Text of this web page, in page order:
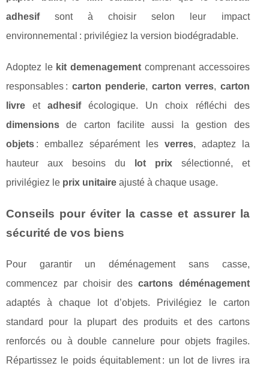
adhesifsont à choisir selon leur impact
environnemental : privilégiez la version biodégradable.
Adoptez le kit demenagement comprenant accessoires
responsables : carton penderie, carton verres, carton
livre etadhesifécologique. Un choix réfléchi des
dimensions de carton facilite aussi la gestion des
objets : emballez séparément les verres, adaptez la
hauteur aux besoins du
lot prixsélectionné, et
privilégiez le prix unitaire ajusté à chaque usage.
Conseils pour éviter la casse et assurer la
sécurité de vos biens
Pour garantir un déménagement sans casse,
commencez par choisir descartons déménagement
adaptés à chaque lot d’objets. Privilégiez le carton
standard pour la plupart des produits et des cartons
renforcés ou à double cannelure pour objets fragiles.
Répartissez le poids équitablement : un lot de livres ira